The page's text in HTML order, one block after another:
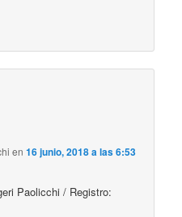
en16 junio, 2018 a las 6:53
Paolicchi / Registro: